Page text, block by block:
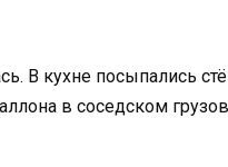
В кухне посыпались
в соседском